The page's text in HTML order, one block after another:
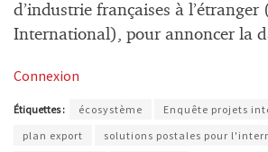
d’industrie françaises à l’étranger
International), pour annoncer la
Connexion
Étiquettes : écosystème
Enquête projets
plan export
solutions postales pour